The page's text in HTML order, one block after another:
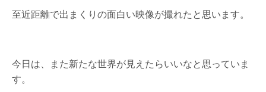
至近距離で出まくりの面白い映像が撮れたと思います。
今日は、また新たな世界が見えたらいいなと思っていま
す。